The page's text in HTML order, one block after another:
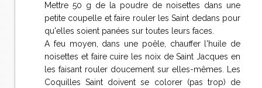
Mettre 50 g de la poudre de noisettes dans une
petite coupelle et faire rouler les Saint dedans pour
qu'elles soient panées sur toutes leurs faces.
A feu moyen, dans une poêle, chauffer l'huile de
noisettes et faire cuire les noix de Saint Jacques en
les faisant rouler doucement sur elles-mêmes. Les
Coquilles Saint doivent se colorer (pas trop) de